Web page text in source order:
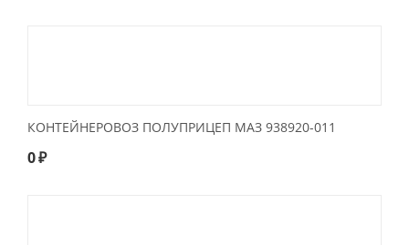
КОНТЕЙНЕРОВОЗ ПОЛУПРИЦЕП МАЗ 938920-011
0₽